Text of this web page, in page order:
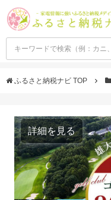
ふるさと納税ナビ TOP
詳細を見る